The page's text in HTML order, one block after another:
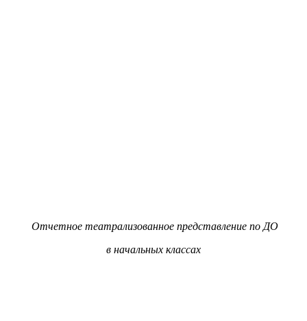
Отчетное театрализованное представление по ДО
в начальных классах